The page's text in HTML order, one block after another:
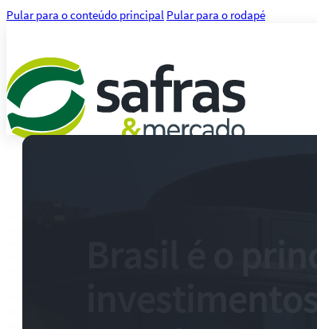
Pular para o conteúdo principal Pular para o rodapé
Brasil é o